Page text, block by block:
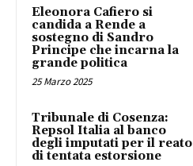
Eleonora Cafiero si
candida a Rende a
sostegno di Sandro
Principe che incarna la
grande politica
25 Marzo 2025
Tribunale di Cosenza:
Repsol Italia al banco
degli imputati per il reato
di tentata estorsione